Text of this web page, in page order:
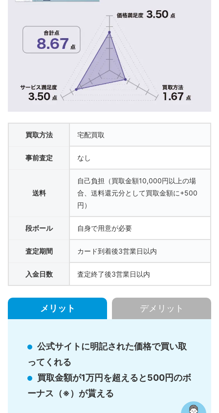
買取方法 宅配買取
事前査定 なし
送料
自己負担（買取金額10,000円以上の場
合、送料還元分として買取金額に+500
円）
段ボール 自身で用意が必要
査定期間 カード到着後3営業日以内
入金日数 査定終了後3営業日以内
メリット デメリット
公式サイトに明記された価格で買い取
ってくれる
買取金額が1万円を超えると500円のボ
ーナス（※）が貰える